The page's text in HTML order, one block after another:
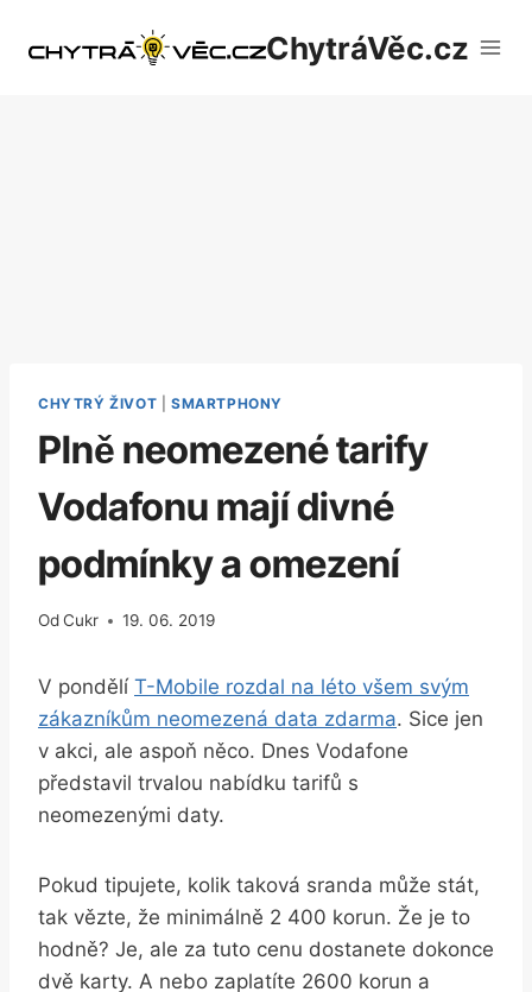
ChytráVěc.cz
CHYTRÝ ŽIVOT SMARTPHONY
Plně neomezené tarify
Vodafonu mají divné
podmínky a omezení
OdCukr 19. 06. 2019
V pondělí T-Mobile rozdal na léto všem svým
zákazníkům neomezená data zdarma. Sice jen
v akci, ale aspoň něco. Dnes Vodafone
představil trvalou nabídku tarifů s
neomezenými daty.
Pokud tipujete, kolik taková sranda může stát,
tak vězte, že minimálně 2 400 korun. Že je to
hodně? Je, ale za tuto cenu dostanete dokonce
dvě karty. A nebo zaplatíte 2600 korun a